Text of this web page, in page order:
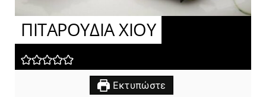
ΠΙΤΑΡΟΥΔΙΑ ΧΙΟΥ
Εκτυπώστε